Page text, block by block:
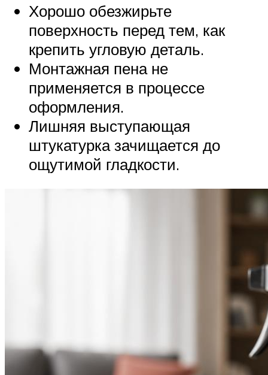
Хорошо обезжирьте
поверхность перед тем, как
крепить угловую деталь.
Монтажная пена не
применяется в процессе
оформления.
Лишняя выступающая
штукатурка зачищается до
ощутимой гладкости.